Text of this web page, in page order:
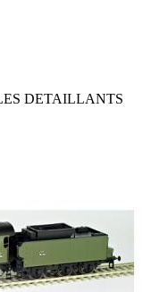
DETAILLANTS